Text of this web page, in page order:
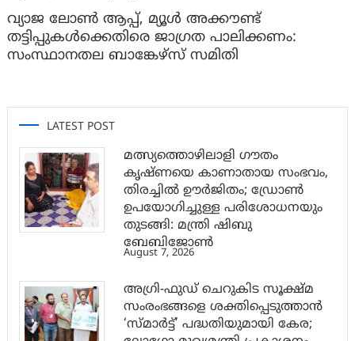
വ്യാജ ലോൺ ആപ്പ്, മ്യൂൾ അക്കൗണ്ട്
തട്ടിപ്പുകൾക്കെതിരെ ജാ​ഗ്രത പാലിക്കണം:
സംസ്ഥാനതല ബാങ്കേഴ്സ് സമിതി
LATEST POST
മത്സ്യത്തൊഴിലാളി ഗൗതം
കൃഷ്ണയെ കാണാതായ സംഭവം,
തിരച്ചിൽ ഊർജിതം; ഡ്രോണ്‍
ഉപയോഗിച്ചുള്ള പരിശോധനയും
തുടങ്ങി: മന്ത്രി ഷിബു
ബേബിജോണ്‍
August 7, 2026
അഗ്രി-ഫുഡ് ചെറുകിട സൂക്ഷ്മ
സംരംഭങ്ങളെ ശക്തിപ്പെടുത്താന്‍
‘സ്മാര്‍ട്ട്’ പദ്ധതിയുമായി കേര;